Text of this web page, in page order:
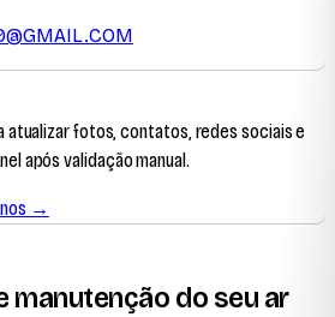
atualizar fotos, contatos, redes sociais e
após validação manual.
→
manutenção do seu ar